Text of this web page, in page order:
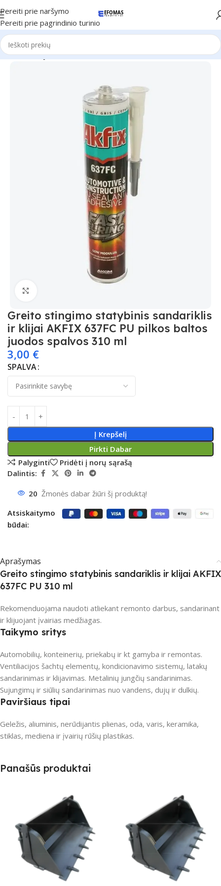
Pereiti prie naršymo
Pereiti prie pagrindinio turinio
Pradžia Klijai
Greito stingimo statybinis sandariklis
ir klijai AKFIX 637FC PU pilkos baltos
juodos spalvos 310 ml
3,00 €
SPALVA
Į Krepšelį
Pirkti Dabar
Palyginti
Pridėti į norų sąrašą
Dalintis:
20 Žmonės dabar žiūri šį produktą!
Atsiskaitymo
būdai:
Aprašymas
Greito stingimo statybinis sandariklis ir klijai AKFIX
637FC PU 310 ml
Rekomenduojama naudoti atliekant remonto darbus, sandarinant
ir klijuojant įvairias medžiagas.
Taikymo sritys
Automobilių, konteinerių, priekabų ir kt gamyba ir remontas.
Ventiliacijos šachtų elementų, kondicionavimo sistemų, latakų
sandarinimas ir klijavimas. Metalinių jungčių sandarinimas.
Sujungimų ir siūlių sandarinimas nuo vandens, dujų ir dulkių.
Paviršiaus tipai
Geležis, aliuminis, nerūdijantis plienas, oda, varis, keramika,
stiklas, mediena ir įvairių rūšių plastikas.
Panašūs produktai